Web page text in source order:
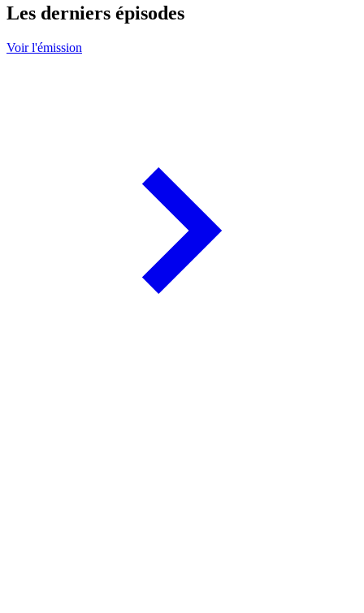
Les derniers épisodes
Voir l'émission